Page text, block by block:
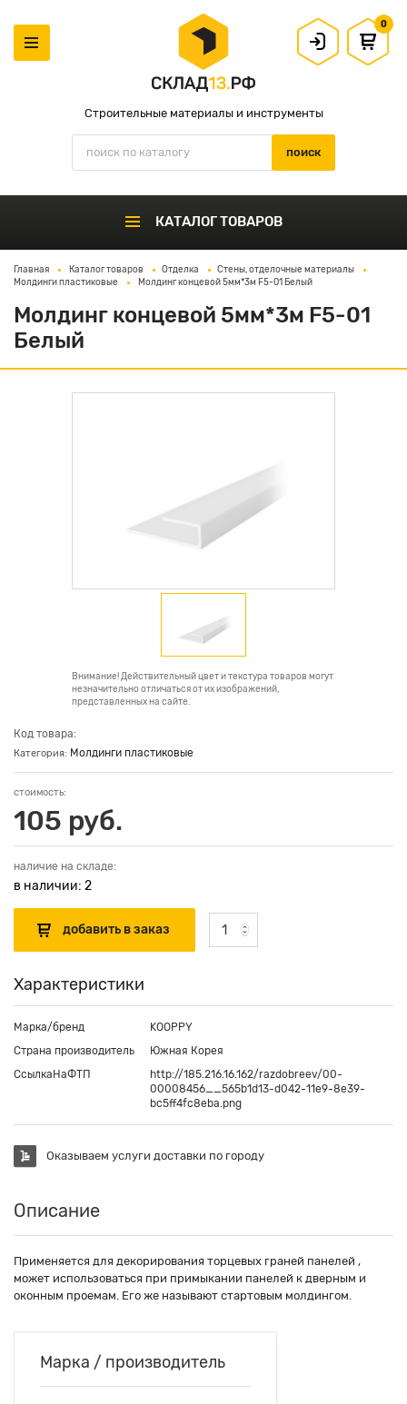
Строительные материалы и инструменты
0
КАТАЛОГ ТОВАРОВ
Главная Каталог товаров Отделка
Стены, отделочные материалы
Молдинги пластиковые
Молдинг концевой 5мм*3м F5-01 Белый
Молдинг концевой 5мм*3м F5-01
Белый
Внимание! Действительный цвет и текстура товаров могут
незначительно отличаться от их изображений,
представленных на сайте.
Код товара:
Категория: Молдинги пластиковые
стоимость:
105 руб.
наличие на складе:
в наличии: 2
Характеристики
Марка/бренд
KOOPPY
Страна производитель
Южная Корея
СсылкаНаФТП
http://185.216.16.162/razdobreev/00-
00008456__565b1d13-d042-11e9-8e39-
bc5ff4fc8eba.png
Оказываем услуги доставки по городу
Описание
Применяется для декорирования торцевых граней панелей ,
может использоваться при примыкании панелей к дверным и
оконным проемам. Его же называют стартовым молдингом.
Марка / производитель